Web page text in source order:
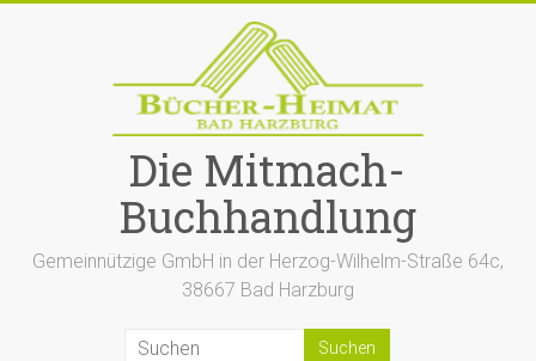
Die Mitmach-
Buchhandlung
Gemeinnützige GmbH in der Herzog-Wilhelm-Straße 64c,
38667 Bad Harzburg